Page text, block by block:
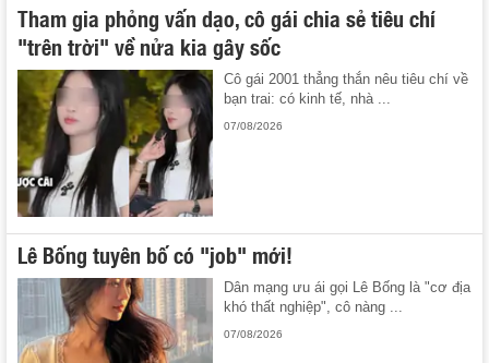
Tham gia phỏng vấn dạo, cô gái chia sẻ tiêu chí
"trên trời" về nửa kia gây sốc
Cô gái 2001 thẳng thắn nêu tiêu chí về
bạn trai: có kinh tế, nhà ...
07/08/2026
Lê Bống tuyên bố có "job" mới!
Dân mạng ưu ái gọi Lê Bống là "cơ địa
khó thất nghiệp", cô nàng ...
07/08/2026